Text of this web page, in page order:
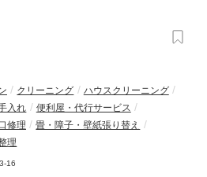
クリーニング
ハウスクリーニング
入れ
便利屋・代行サービス
修理
畳・障子・壁紙張り替え
理
16